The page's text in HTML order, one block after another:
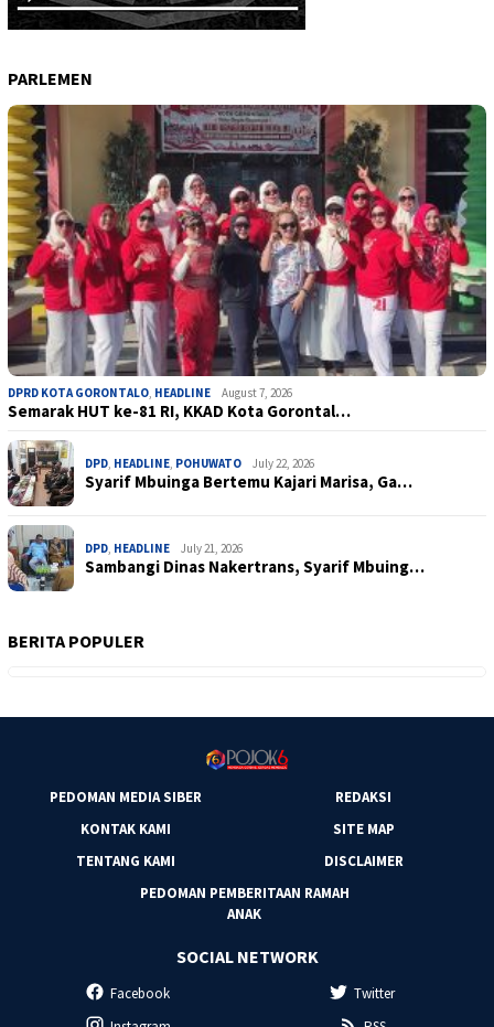
PARLEMEN
DPRD KOTA GORONTALO, HEADLINE August 7, 2026
Semarak HUT ke-81 RI, KKAD Kota Gorontal…
DPD, HEADLINE, POHUWATO July 22, 2026
Syarif Mbuinga Bertemu Kajari Marisa, Ga…
DPD, HEADLINE July 21, 2026
Sambangi Dinas Nakertrans, Syarif Mbuing…
BERITA POPULER
PEDOMAN MEDIA SIBER
REDAKSI
KONTAK KAMI
SITE MAP
TENTANG KAMI
DISCLAIMER
PEDOMAN PEMBERITAAN RAMAH
ANAK
SOCIAL NETWORK
Facebook
Twitter